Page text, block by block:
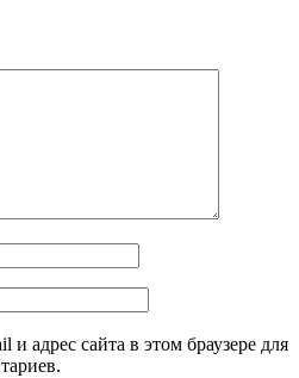
адрес сайта в этом браузере для